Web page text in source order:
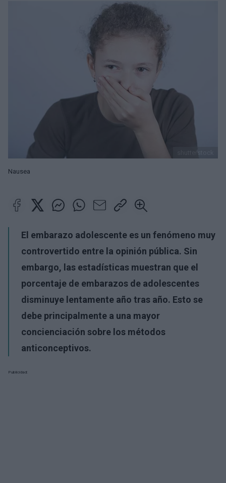
Nausea
El embarazo adolescente es un fenómeno muy
controvertido entre la opinión pública. Sin
embargo, las estadísticas muestran que el
porcentaje de embarazos de adolescentes
disminuye lentamente año tras año. Esto se
debe principalmente a una mayor
concienciación sobre los métodos
anticonceptivos.
Publicidad: